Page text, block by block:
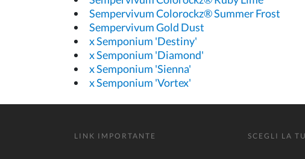
Sempervivum Colorockz® Summer Frost
Sempervivum Gold Dust
x Semponium 'Destiny'
x Semponium 'Diamond'
x Semponium 'Sienna'
x Semponium 'Vortex'
LINK IMPORTANTE SCEGLI LA